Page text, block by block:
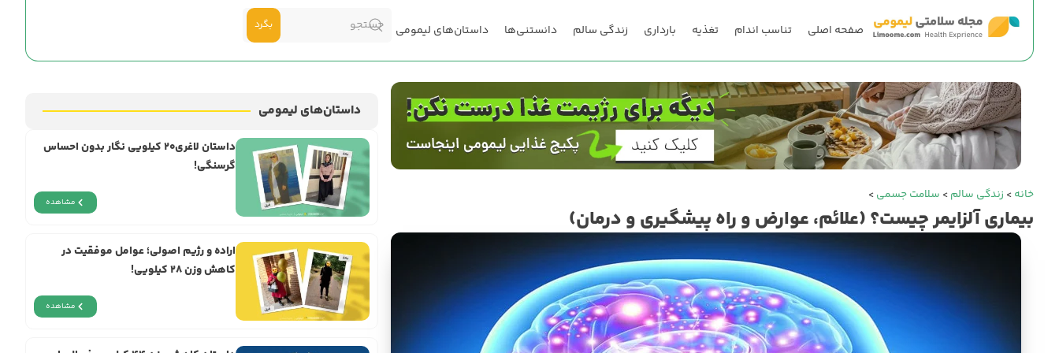
صفحه اصلی تناسب اندام تغذیه بارداری زندگی سالم دانستنی‌ها داستان‌های لیمومی بگرد
خانه> زندگی سالم> سلامت جسمی>
بیماری آلزایمر چیست؟ (علائم، عوارض و راه‌ پیشگیری و درمان)
داستان‌های لیمومی
داستان لاغری۲۰ کیلویی نگار بدون احساس
گرسنگی!
مشاهده
اراده و رژيم اصولی؛ عوامل موفقیت در
کاهش وزن ۲۸ کیلویی!
مشاهده